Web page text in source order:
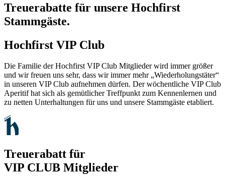
Treuerabatte für unsere Hochfirst
Stammgäste.
Hochfirst VIP Club
Die Familie der Hochfirst VIP Club Mitglieder wird immer größer
und wir freuen uns sehr, dass wir immer mehr „Wiederholungstäter“
in unseren VIP Club aufnehmen dürfen. Der wöchentliche VIP Club
Aperitif hat sich als gemütlicher Treffpunkt zum Kennenlernen und
zu netten Unterhaltungen für uns und unsere Stammgäste etabliert.
Treuerabatt für
VIP CLUB Mitglieder